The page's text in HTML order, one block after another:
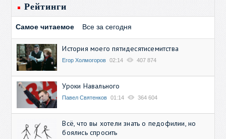
Рейтинги
Самое читаемое Все за сегодня
История моего пятидесятисемитства
Егор Холмогоров 02:14 407 874
Уроки Навального
Павел Святенков 01:14 364 604
Всё, что вы хотели знать о педофилии, но
боялись спросить